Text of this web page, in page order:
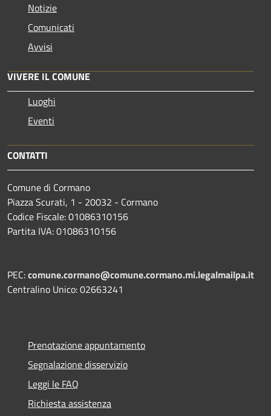
Notizie
Comunicati
Avvisi
VIVERE IL COMUNE
Luoghi
Eventi
CONTATTI
Comune di Cormano
Piazza Scurati, 1 - 20032 - Cormano
Codice Fiscale: 01086310156
Partita IVA: 01086310156
PEC:comune.cormano@comune.cormano.mi.legalmailpa.it
Centralino Unico: 02663241
Prenotazione appuntamento
Segnalazione disservizio
Leggi le FAQ
Richiesta assistenza